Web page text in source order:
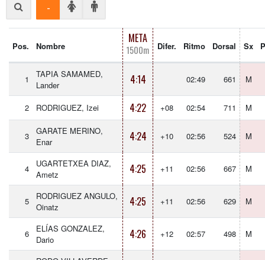
-
Pos. Nombre
META
1500m Difer. Ritmo Dorsal Sx
1
TAPIA SAMAMED,
Lander
4:14 02:49 661 M
2 RODRIGUEZ, Izei 4:22 +08 02:54 711 M
3
GARATE MERINO,
Enar
4:24 +10 02:56 524 M
4
UGARTETXEA DIAZ,
Ametz
4:25 +11 02:56 667 M
5
RODRIGUEZ ANGULO,
Oinatz
4:25 +11 02:56 629 M
6
ELÍAS GONZALEZ,
Dario
4:26 +12 02:57 498 M